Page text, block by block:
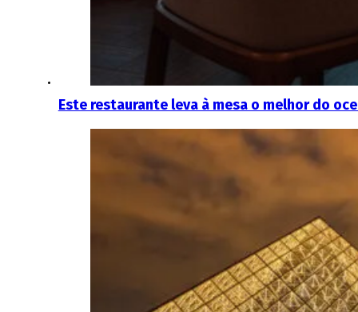
Este restaurante leva à mesa o melhor do